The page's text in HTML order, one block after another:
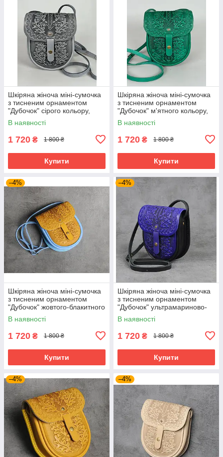
Шкіряна жіноча міні-сумочка
з тисненим орнаментом
"Дубочок" сірого кольору,
16×19×6 см
В наявності
1 720 ₴ 1 800 ₴
Купити
Шкіряна жіноча міні-сумочка
з тисненим орнаментом
"Дубочок" м'ятного кольору,
16×19×6 см
В наявності
1 720 ₴ 1 800 ₴
Купити
–4%
Шкіряна жіноча міні-сумочка
з тисненим орнаментом
"Дубочок" жовтого-блакитного
кольору, 16×19×6 см
В наявності
1 720 ₴ 1 800 ₴
Купити
–4%
Шкіряна жіноча міні-сумочка
з тисненим орнаментом
"Дубочок" ультрамариново-
чорна кольору, 16×19×6 см
В наявності
1 720 ₴ 1 800 ₴
Купити
–4% –4%